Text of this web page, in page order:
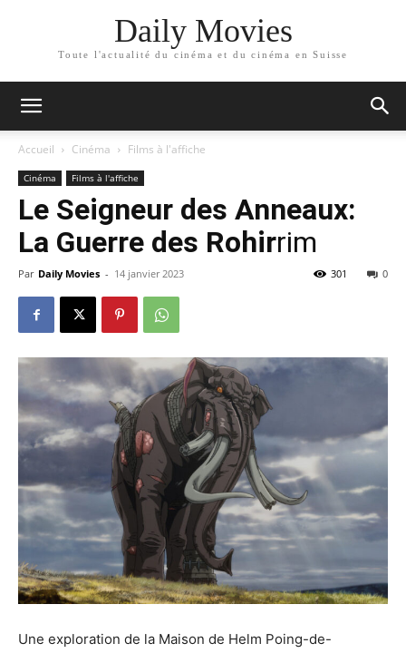
Daily Movies
Toute l'actualité du cinéma et du cinéma en Suisse
Accueil Cinéma Films à l'affiche
Cinéma Films à l'affiche
Le Seigneur des Anneaux:
La Guerre des Rohirrim
Par Daily Movies - 14 janvier 2023 0
301
Une exploration de la Maison de Helm Poing-de-